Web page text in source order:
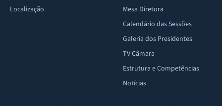
Localização
Mesa Diretora
Calendário das Sessões
Galeria dos Presidentes
TV Câmara
Estrutura e Competências
Notícias